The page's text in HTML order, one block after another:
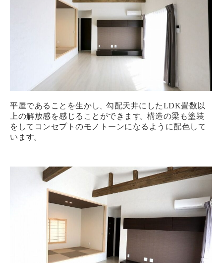
平屋であることを生かし 、勾配天井にしたLDK畳数以
上の解放感を感じることができます。構造の梁も塗装
をしてコンセプトのモノトーンになるように配色して
います。